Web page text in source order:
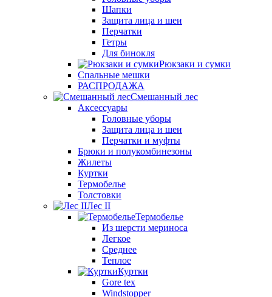
Шапки
Защита лица и шеи
Перчатки
Гетры
Для бинокля
Рюкзаки и сумки
Спальные мешки
РАСПРОДАЖА
Смешанный лес
Аксессуары
Головные уборы
Защита лица и шеи
Перчатки и муфты
Брюки и полукомбинезоны
Жилеты
Куртки
Термобелье
Толстовки
Лес II
Термобелье
Из шерсти мериноса
Легкое
Среднее
Теплое
Куртки
Gore tex
Windstopper